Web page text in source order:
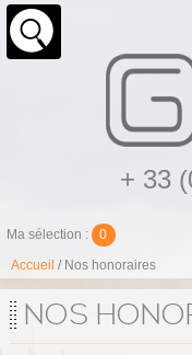
+ 33
Ma sélection : 0
Accueil / Nos honoraires
NOS